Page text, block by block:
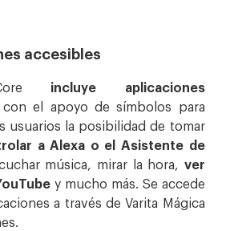
accesibles
incluye aplicaciones
con el apoyo de símbolos para
usuarios la posibilidad de tomar
a Alexa o el Asistente de
música, mirar la hora, ver
y mucho más. Se accede
a través de Varita Mágica